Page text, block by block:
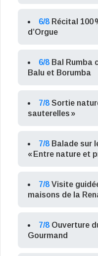
6/8 Récital 100
d’Orgue
6/8 Bal Rumba
Balu et Borumba
7/8 Sortie
sauterelles »
7/8 Balade sur
« Entre nature et
7/8 Visite
maisons de la
7/8 Ouverture
Gourmand